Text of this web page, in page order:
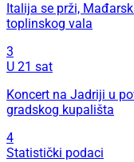
Italija se prži,
toplinskog vala
3
U 21 sat
Koncert na Jadriji u
gradskog kupališta
4
Statistički podaci